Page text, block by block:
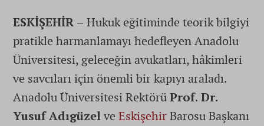
ESKİŞEHİR – Hukuk eğitiminde teorik bilgiyi
pratikle harmanlamayı hedefleyen Anadolu
Üniversitesi, geleceğin avukatları, hâkimleri
ve savcıları için önemli bir kapıyı araladı.
Anadolu Üniversitesi RektörüProf. Dr.
Yusuf Adıgüzelve EskişehirBarosu Başkanı